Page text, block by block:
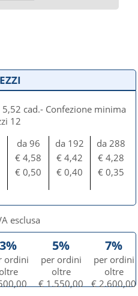
5,52 cad.- Confezione minima
12
da 96
€ 4,58
€ 0,50
da 192
€ 4,42
€ 0,40
da 288
€ 4,28
€ 0,35
esclusa
3%
ordini
oltre
5%
per ordini
oltre
€ 1.550,00
7%
per ordini
oltre
€ 2.600,00